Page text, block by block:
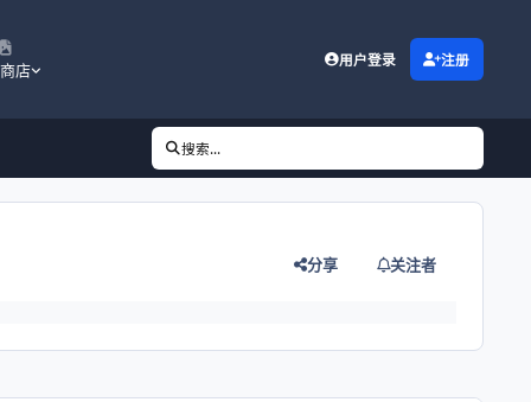
商店
用户登录 注册
搜索...
分享 关注者